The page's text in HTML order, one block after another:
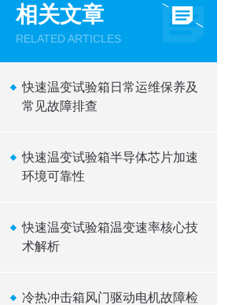
相关文章
RELATED ARTICLES
快速温变试验箱日常运维保养及
常见故障排查
快速温变试验箱半导体芯片加速
环境可靠性
快速温变试验箱温变速率核心技
术解析
冷热冲击箱风门驱动电机故障检